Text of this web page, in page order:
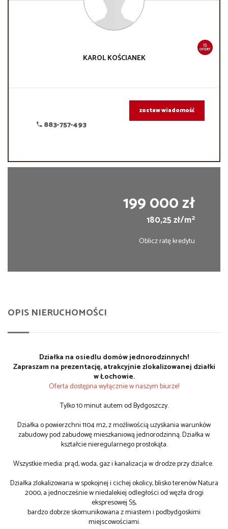
18
OFERT
KAROLKOŚCIANEK
883-757-493
zostaw wiadomość
199 000 zł
180,25 zł/m2
Oblicz ratę kredytu
OPIS NIERUCHOMOŚCI
Działka na osiedlu domów jednorodzinnych!
Zapraszam na prezentację, atrakcyjnie zlokalizowanej działki
w Łochowie.
Oferta dostępna wyłącznie w naszym biurze!
Tylko 10 minut autem od Bydgoszczy.
Działka o powierzchni 1104 m2, z możliwością uzyskania warunków
zabudowy pod zabudowę mieszkaniową jednorodzinną. Działka w
kształcie nieregularnego prostokąta.
Wszystkie media: prąd, woda, gaz i kanalizacja w drodze przy działce.
Działka zlokalizowana w spokojnej i cichej okolicy, blisko terenów Natura
2000, a jednocześnie w niedalekiej odległości od węzła drogi
ekspresowej S5,
bardzo dobrze skomunikowana z miastem i podbydgoskimi
miejscowościami.